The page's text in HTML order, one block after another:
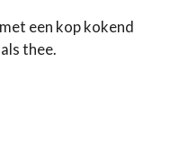
een kop kokend
thee.